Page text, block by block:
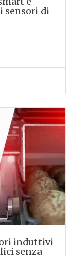
sensori di
induttivi
senza